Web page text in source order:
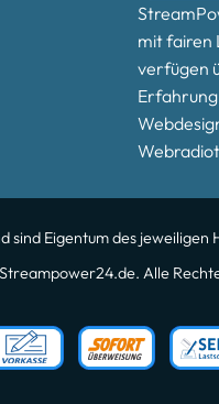
mit fairen
verfügen
Eigentum des jeweiligen
Alle